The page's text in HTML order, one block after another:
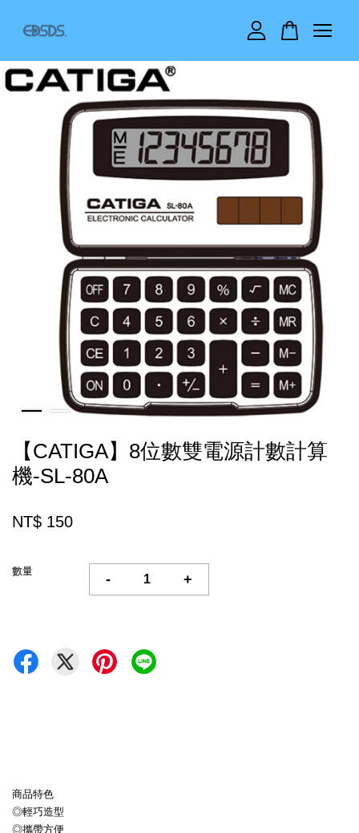
【CATIGA】8位數雙電源計數計算
機-SL-80A
NT$ 150
數量
- +
商品特色
◎輕巧造型
◎攜帶方便
您的購物車目前還是空的。
繼續購物